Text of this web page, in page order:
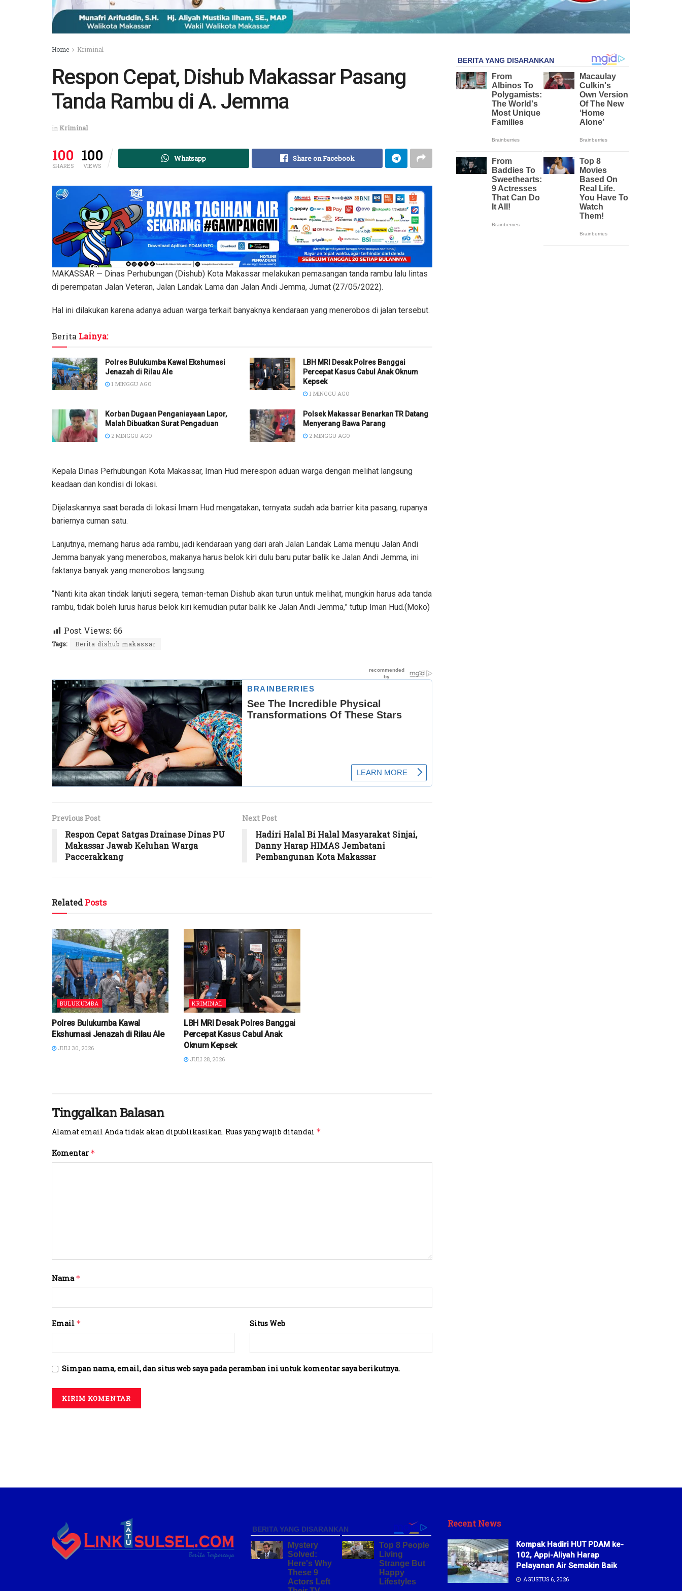
Home Kriminal
Respon Cepat, Dishub Makassar Pasang
Tanda Rambu di A. Jemma
inKriminal
100
SHARES
100
VIEWS
Whatsapp Share on Facebook
MAKASSAR — Dinas Perhubungan (Dishub) Kota Makassar melakukan pemasangan tanda rambu lalu lintas
di perempatan Jalan Veteran, Jalan Landak Lama dan Jalan Andi Jemma, Jumat (27/05/2022).
Hal ini dilakukan karena adanya aduan warga terkait banyaknya kendaraan yang menerobos di jalan tersebut.
Berita Lainya:
Polres Bulukumba Kawal Ekshumasi
Jenazah di Rilau Ale
1 MINGGU AGO
LBH MRI Desak Polres Banggai
Percepat Kasus Cabul Anak Oknum
Kepsek
1 MINGGU AGO
Korban Dugaan Penganiayaan Lapor,
Malah Dibuatkan Surat Pengaduan
2 MINGGU AGO
Polsek Makassar Benarkan TR Datang
Menyerang Bawa Parang
2 MINGGU AGO
Kepala Dinas Perhubungan Kota Makassar, Iman Hud merespon aduan warga dengan melihat langsung
keadaan dan kondisi di lokasi.
Dijelaskannya saat berada di lokasi Imam Hud mengatakan, ternyata sudah ada barrier kita pasang, rupanya
bariernya cuman satu.
Lanjutnya, memang harus ada rambu, jadi kendaraan yang dari arah Jalan Landak Lama menuju Jalan Andi
Jemma banyak yang menerobos, makanya harus belok kiri dulu baru putar balik ke Jalan Andi Jemma, ini
faktanya banyak yang menerobos langsung.
“Nanti kita akan tindak lanjuti segera, teman-teman Dishub akan turun untuk melihat, mungkin harus ada tanda
rambu, tidak boleh lurus harus belok kiri kemudian putar balik ke Jalan Andi Jemma,” tutup Iman Hud.(Moko)
Post Views: 66
Tags: Berita dishub makassar
Previous Post
Respon Cepat Satgas Drainase Dinas PU
Makassar Jawab Keluhan Warga
Paccerakkang
Next Post
Hadiri Halal Bi Halal Masyarakat Sinjai,
Danny Harap HIMAS Jembatani
Pembangunan Kota Makassar
RelatedPosts
BULUKUMBA
Polres Bulukumba Kawal
Ekshumasi Jenazah di Rilau Ale
JULI 30, 2026
KRIMINAL
LBH MRI Desak Polres Banggai
Percepat Kasus Cabul Anak
Oknum Kepsek
JULI 28, 2026
Tinggalkan Balasan
Alamat email Anda tidak akan dipublikasikan. Ruas yang wajib ditandai *
Komentar *
Nama*
Email * Situs Web
Simpan nama, email, dan situs web saya pada peramban ini untuk komentar saya berikutnya.
Recent News
Kompak Hadiri HUT PDAM ke-
102, Appi-Aliyah Harap
Pelayanan Air Semakin Baik
AGUSTUS 6, 2026